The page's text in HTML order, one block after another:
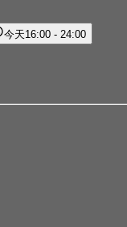
今天16:00 - 24:00